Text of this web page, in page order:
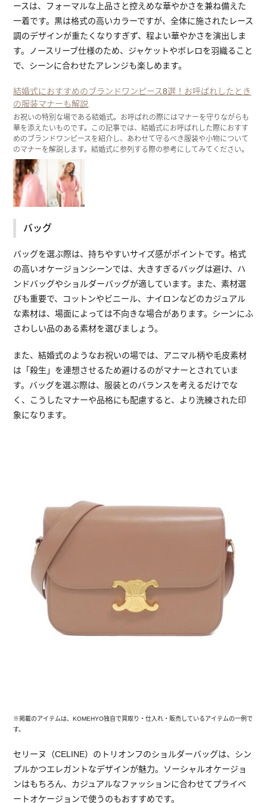
ースは、フォーマルな上品さと控えめな華やかさを兼ね備えた
一着です。黒は格式の高いカラーですが、全体に施されたレース
調のデザインが重たくなりすぎず、程よい華やかさを演出しま
す。ノースリーブ仕様のため、ジャケットやボレロを羽織ること
で、シーンに合わせたアレンジも楽しめます。
結婚式におすすめのブランドワンピース8選！お呼ばれしたとき
の服装マナーも解説
お祝いの特別な場である結婚式。お呼ばれの際にはマナーを守りながらも
華を添えたいものです。この記事では、結婚式にお呼ばれした際におすす
めのブランドワンピースを紹介し、あわせて守るべき服装や小物について
のマナーを解説します。結婚式に参列する際の参考にしてみてください。
バッグ
バッグを選ぶ際は、持ちやすいサイズ感がポイントです。格式
の高いオケージョンシーンでは、大きすぎるバッグは避け、ハ
ンドバッグやショルダーバッグが適しています。また、素材選
びも重要で、コットンやビニール、ナイロンなどのカジュアル
な素材は、場面によっては不向きな場合があります。シーンにふ
さわしい品のある素材を選びましょう。
また、結婚式のようなお祝いの場では、アニマル柄や毛皮素材
は「殺生」を連想させるため避けるのがマナーとされていま
す。バッグを選ぶ際は、服装とのバランスを考えるだけでな
く、こうしたマナーや品格にも配慮すると、より洗練された印
象になります。
※掲載のアイテムは、KOMEHYO独自で買取り・仕入れ・販売しているアイテムの一例で
す。
セリーヌ（CELINE）のトリオンフのショルダーバッグは、シン
プルかつエレガントなデザインが魅力。ソーシャルオケージョ
ンはもちろん、カジュアルなファッションに合わせてプライベ
ートオケージョンで使うのもおすすめです。